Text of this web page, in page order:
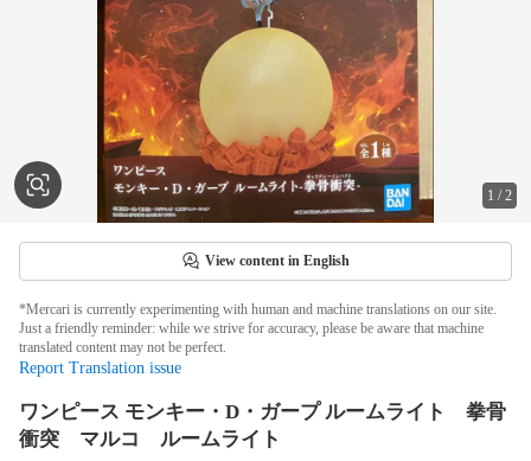
1 /2
View content in English
*Mercari is currently experimenting with human and machine translations on our site.
Just a friendly reminder: while we strive for accuracy, please be aware that machine
translated content may not be perfect.
Report Translation issue
ワンピース モンキー・D・ガープ ルームライト 拳骨
衝突 マルコ ルームライト